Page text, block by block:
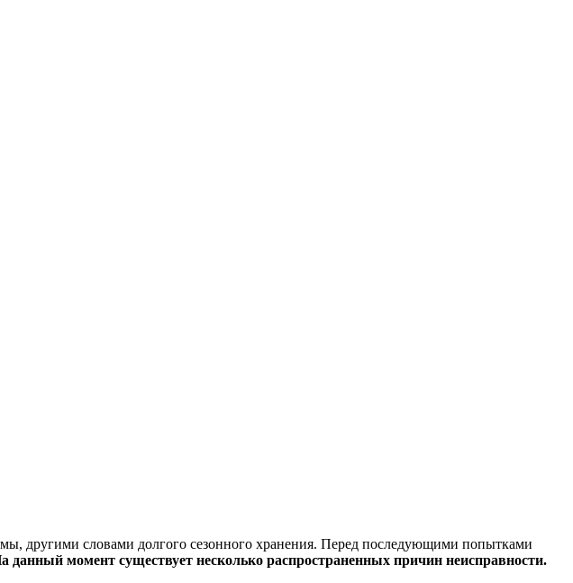
другими словами долгого сезонного хранения. Перед последующими попытками
данный момент существует несколько распространенных причин неисправности.